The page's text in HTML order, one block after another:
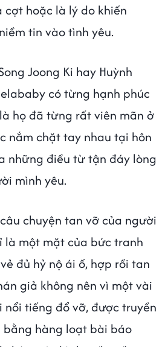
hoặc là lý do khiến
tin vào tình yêu.
Joong Ki hay Huỳnh
có từng hạnh phúc
họ đã từng rất viên mãn ở
nắm chặt tay nhau tại hôn
những điều từ tận đáy lòng
mình yêu.
chuyện tan vỡ của người
là một mặt của bức tranh
đủ hỷ nộ ái ố, hợp rồi tan
giả không nên vì một vài
tiếng đổ vỡ, được truyền
hàng loạt bài báo